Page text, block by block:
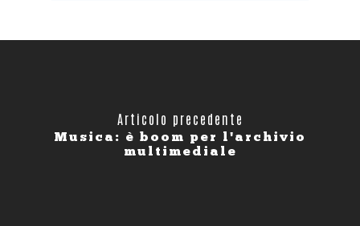
Articolo precedente
Musica: è boom per l'archivio
multimediale